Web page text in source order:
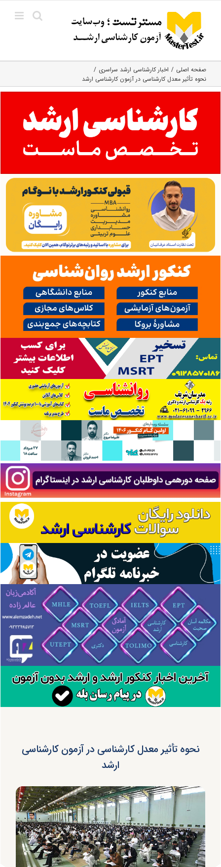
content
صفحه اصلی
اخبار کارشناسی ارشد سراسری
نحوه تأثیر معدل کارشناسی در آزمون کارشناسی ارشد
نحوه تأثیر معدل کارشناسی در آزمون کارشناسی
ارشد